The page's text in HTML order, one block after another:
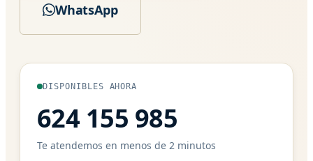
WhatsApp
DISPONIBLES AHORA
624 155 985
Te atendemos en menos de 2 minutos